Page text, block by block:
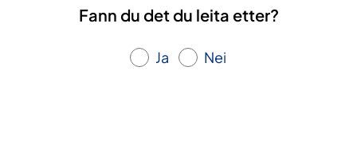
Fann du det du leita etter?
Ja Nei